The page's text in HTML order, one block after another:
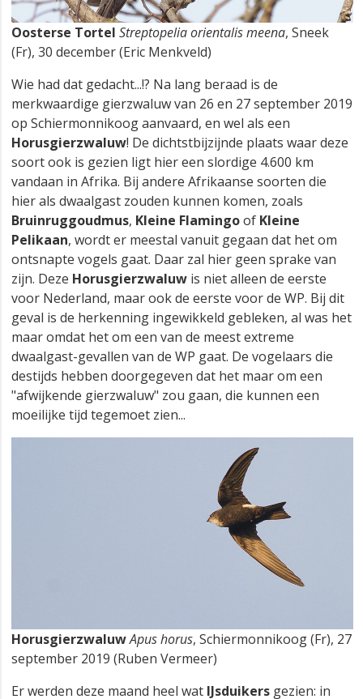
Oosterse Tortel Streptopelia orientalis meena, Sneek
(Fr), 30 december (Eric Menkveld)
Wie had dat gedacht...!? Na lang beraad is de
merkwaardige gierzwaluw van 26 en 27 september 2019
op Schiermonnikoog aanvaard, en wel als een
Horusgierzwaluw! De dichtstbijzijnde plaats waar deze
soort ook is gezien ligt hier een slordige 4.600 km
vandaan in Afrika. Bij andere Afrikaanse soorten die
hier als dwaalgast zouden kunnen komen, zoals
Bruinruggoudmus, Kleine Flamingoof Kleine
Pelikaan, wordt er meestal vanuit gegaan dat het om
ontsnapte vogels gaat. Daar zal hier geen sprake van
zijn. Deze Horusgierzwaluw is niet alleen de eerste
voor Nederland, maar ook de eerste voor de WP. Bij dit
geval is de herkenning ingewikkeld gebleken, al was het
maar omdat het om een van de meest extreme
dwaalgast-gevallen van de WP gaat. De vogelaars die
destijds hebben doorgegeven dat het maar om een
"afwijkende gierzwaluw" zou gaan, die kunnen een
moeilijke tijd tegemoet zien...
HorusgierzwaluwApus horus, Schiermonnikoog (Fr), 27
september 2019 (Ruben Vermeer)
Er werden deze maand heel wat IJsduikers gezien: in